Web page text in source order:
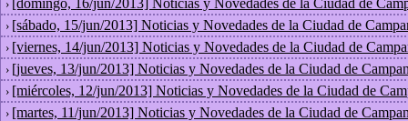
› [domingo, 16/jun/2013] Noticias y Novedades de la Ciudad de
› [sábado, 15/jun/2013] Noticias y Novedades de la Ciudad de
› [viernes, 14/jun/2013] Noticias y Novedades de la Ciudad de
› [jueves, 13/jun/2013] Noticias y Novedades de la Ciudad de
› [miércoles, 12/jun/2013] Noticias y Novedades de la Ciudad de
› [martes, 11/jun/2013] Noticias y Novedades de la Ciudad de